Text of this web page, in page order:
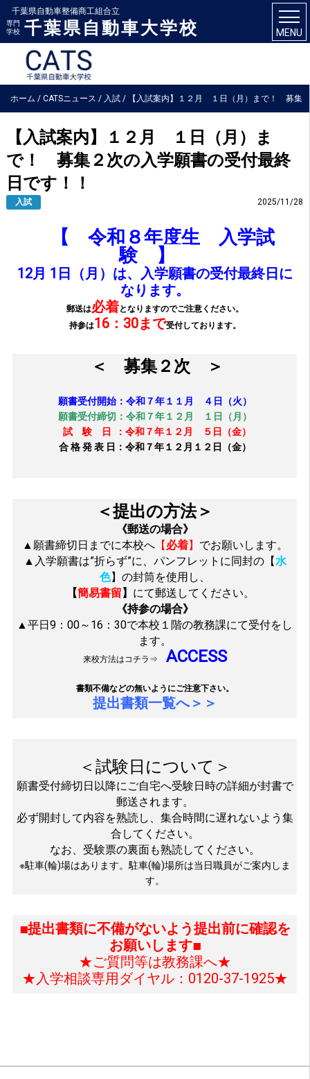
ホーム / CATSニュース / 入試 / 【入試案内】１２月 １日（月）まで！ 募集
２次の入学願書の受付最終日です！！
千葉県自動車整備商工組合立
専門
学校 千葉県自動車大学校 MENU
【入試案内】１２月 １日（月）ま
で！ 募集２次の入学願書の受付最終
日です！！
入試 2025/11/28
【 令和８年度生 入学試
験 】
12月 1日（月）は、入学願書の受付最終日に
なります。
郵送は必着となりますのでご注意ください。
持参は16：30まで受付しております。
＜ 募集２次 ＞
願書受付開始：令和７年１１月 ４日（火）
願書受付締切：令和７年１２月 １日（月）
試 験 日 ：令和７年１２月 ５日（金）
合 格 発 表 日：令和７年１２月１２日（金）
＜提出の方法＞
《郵送の場合》
▲願書締切日までに本校へ【必着】 でお願いします。
▲入学願書は”折らず”に、パンフレットに同封の【水
色】の封筒を使用し、
【簡易書留】 にて郵送してください。
《持参の場合》
▲平日9：00～16：30で本校１階の教務課にて受付をし
ます。
来校方法はコチラ⇒ ACCESS
書類不備などの無いようにご注意下さい。
提出書類一覧へ＞＞
＜試験日について＞
願書受付締切日以降にご自宅へ受験日時の詳細が封書で
郵送されます。
必ず開封して内容を熟読し、集合時間に遅れないよう集
合してください。
なお、受験票の裏面も熟読してください。
※駐車(輪)場はあります。駐車(輪)場所は当日職員がご案内しま
す。
■提出書類に不備がないよう提出前に確認を
お願いします■
★ご質問等は教務課へ★
★入学相談専用ダイヤル：0120-37-1925★